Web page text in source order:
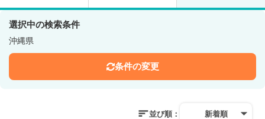
選択中の検索条件
沖縄県
条件の変更
並び順： 新着順